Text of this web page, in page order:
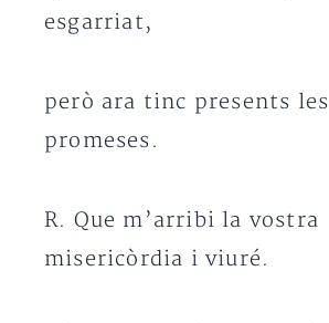
esgarriat,
però ara tinc presents les
promeses.
R. Que m’arribi la vostra
misericòrdia i viuré.